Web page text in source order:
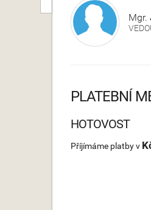
Mgr.
PLATEBNÍ
HOTOVOST
Příjímáme platby v